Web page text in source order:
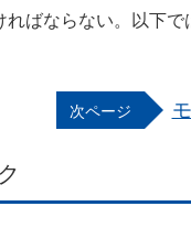
ればならない。以下